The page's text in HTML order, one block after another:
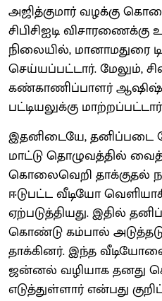
அஜித்குமார் வழக்கு
சிபிசிஐடி விசாரணைக்கு
நிலையில், மானாமதுரை
செய்யப்பட்டார். மேலும்,
கண்காணிப்பாளர் ஆஷிஷ்
பட்டியலுக்கு
இதனிடையே,
மாட்டு தொழுவத்தில்
கொலைவெறி தாக்குதல்
ஈடுபட்ட வீடியோ
ஏற்படுத்தியது. இதில்
கொண்டு கம்பால்
தாக்கினர். இந்த
ஜன்னல் வழியாக தனது
எடுத்துள்ளார் என்பது